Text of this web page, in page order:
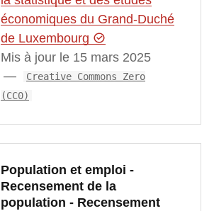
économiques du Grand-Duché
de Luxembourg
Mis à jour le 15 mars 2025
Creative Commons Zero
(CC0)
Population et emploi -
Recensement de la
population - Recensement